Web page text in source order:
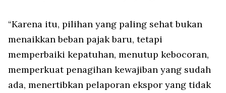
“Karena itu, pilihan yang paling sehat bukan
menaikkan beban pajak baru, tetapi
memperbaiki kepatuhan, menutup kebocoran,
memperkuat penagihan kewajiban yang sudah
ada, menertibkan pelaporan ekspor yang tidak